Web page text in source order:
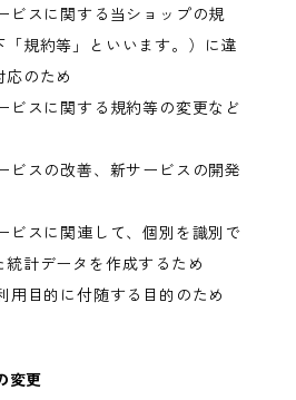
ビスに関する当ショップの規
規約等」といいます。）に違
のため
ビスに関する規約等の変更など
ビスの改善、新サービスの開発
ビスに関連して、個別を識別で
計データを作成するため
用目的に付随する目的のため
変更